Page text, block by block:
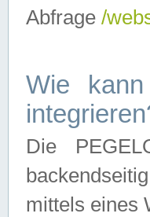
Abfrage /
Wie
Die
mittels eines